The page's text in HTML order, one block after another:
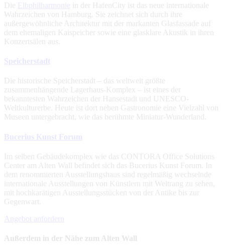
Die Elbphilharmonie in der HafenCity ist das neue internationale
Wahrzeichen von Hamburg. Sie zeichnet sich durch ihre
außergewöhnliche Architektur mit der markanten Glasfassade auf
dem ehemaligen Kaispeicher sowie eine glasklare Akustik in ihren
Konzertsälen aus.
Speicherstadt
Die historische Speicherstadt – das weltweit größte
zusammenhängende Lagerhaus-Komplex – ist eines der
bekanntesten Wahrzeichen der Hansestadt und UNESCO-
Weltkulturerbe. Heute ist dort neben Gastronomie eine Vielzahl von
Museen untergebracht, wie das berühmte Miniatur-Wunderland.
Bucerius Kunst Forum
Im selben Gebäudekomplex wie das CONTORA Office Solutions
Center am Alten Wall befindet sich das Bucerius Kunst Forum. In
dem renommierten Ausstellungshaus sind regelmäßig wechselnde
internationale Ausstellungen von Künstlern mit Weltrang zu sehen,
mit hochkarätigen Ausstellungsstücken von der Antike bis zur
Gegenwart.
Angebot anfordern
Außerdem in der Nähe zum Alten Wall